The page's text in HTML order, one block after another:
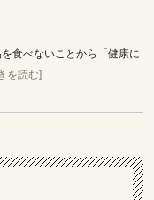
食べないことから「健康に
を読む]